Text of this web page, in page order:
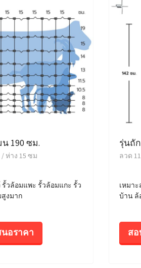
190 ซม.
ห่าง 15 ซม
วล้อมแพะ รั้วล้อมแกะ รั้ว
งมาก
อราคา
รุ่นถั
ลวด
เหมา
บ้าน ล้
สอ